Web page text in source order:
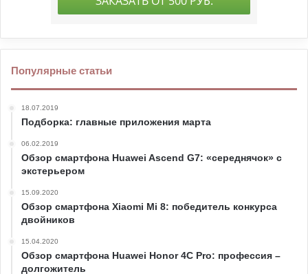
Популярные статьи
18.07.2019
Подборка: главные приложения марта
06.02.2019
Обзор смартфона Huawei Ascend G7: «середнячок» с
экстерьером
15.09.2020
Обзор смартфона Xiaomi Mi 8: победитель конкурса
двойников
15.04.2020
Обзор смартфона Huawei Honor 4C Pro: профессия –
долгожитель